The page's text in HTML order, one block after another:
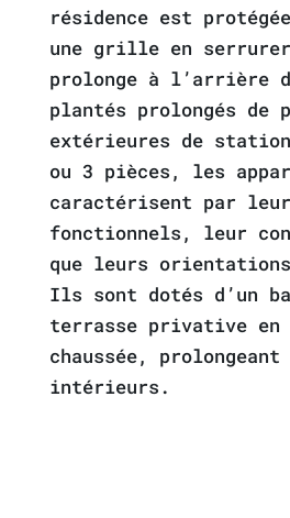
résidence est
une grille en
prolonge à l’arrière
plantés prolongés de
extérieures de
ou 3 pièces, les
caractérisent par
fonctionnels, leur
que leurs
Ils sont dotés d’un
terrasse privative en
chaussée,
intérieurs.